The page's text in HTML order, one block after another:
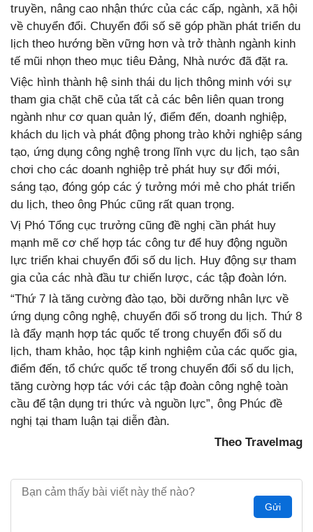
truyền, nâng cao nhận thức của các cấp, ngành, xã hội
về chuyển đổi. Chuyển đổi số sẽ góp phần phát triển du
lịch theo hướng bền vững hơn và trở thành ngành kinh
tế mũi nhọn theo mục tiêu Đảng, Nhà nước đã đặt ra.
Việc hình thành hệ sinh thái du lịch thông minh với sự
tham gia chặt chẽ của tất cả các bên liên quan trong
ngành như cơ quan quản lý, điểm đến, doanh nghiệp,
khách du lịch và phát động phong trào khởi nghiệp sáng
tạo, ứng dụng công nghệ trong lĩnh vực du lịch, tạo sân
chơi cho các doanh nghiệp trẻ phát huy sự đổi mới,
sáng tạo, đóng góp các ý tưởng mới mẻ cho phát triển
du lịch, theo ông Phúc cũng rất quan trọng.
Vị Phó Tổng cục trưởng cũng đề nghị cần phát huy
mạnh mẽ cơ chế hợp tác công tư để huy động nguồn
lực triển khai chuyển đổi số du lịch. Huy động sự tham
gia của các nhà đầu tư chiến lược, các tập đoàn lớn.
“Thứ 7 là tăng cường đào tạo, bồi dưỡng nhân lực về
ứng dụng công nghệ, chuyển đổi số trong du lịch. Thứ 8
là đẩy mạnh hợp tác quốc tế trong chuyển đổi số du
lịch, tham khảo, học tập kinh nghiệm của các quốc gia,
điểm đến, tổ chức quốc tế trong chuyển đổi số du lịch,
tăng cường hợp tác với các tập đoàn công nghệ toàn
cầu để tận dụng tri thức và nguồn lực”, ông Phúc đề
nghị tại tham luận tại diễn đàn.
Theo Travelmag
Gửi